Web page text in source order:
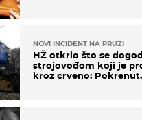
NOVI INCIDENT NA PRUZI
HŽ otkrio što se
strojovođom koji je
kroz crveno: Pokrenut